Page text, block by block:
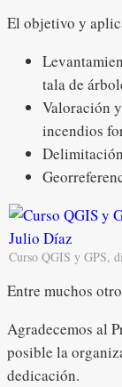
El objetivo y
tala de
Valoración
incendios
Curso QGIS y GPS,
Entre muchos
Agradecemos al
posible la
dedicación.